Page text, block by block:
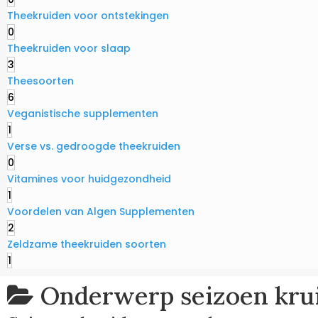
Theekruiden voor ontstekingen
0
Theekruiden voor slaap
3
Theesoorten
6
Veganistische supplementen
1
Verse vs. gedroogde theekruiden
0
Vitamines voor huidgezondheid
1
Voordelen van Algen Supplementen
2
Zeldzame theekruiden soorten
1
Onderwerp seizoen